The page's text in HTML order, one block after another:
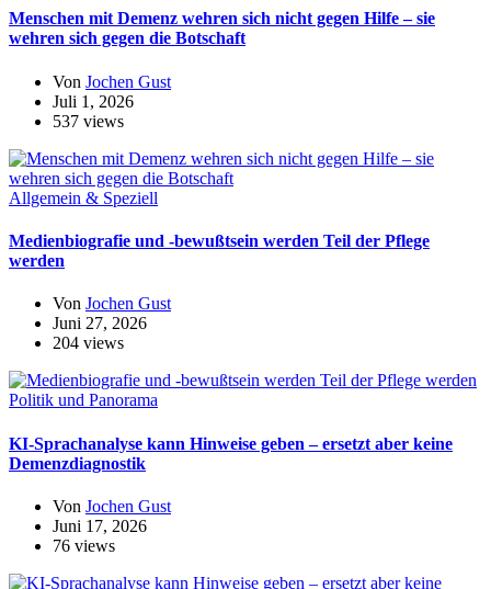
Menschen mit Demenz wehren sich nicht gegen Hilfe – sie
wehren sich gegen die Botschaft
Von Jochen Gust
Juli 1, 2026
537 views
Allgemein & Speziell
Medienbiografie und -bewußtsein werden Teil der Pflege
werden
Von Jochen Gust
Juni 27, 2026
204 views
Politik und Panorama
KI-Sprachanalyse kann Hinweise geben – ersetzt aber keine
Demenzdiagnostik
Von Jochen Gust
Juni 17, 2026
76 views